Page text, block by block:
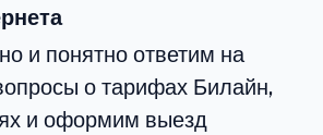
и понятно ответим на
о тарифах Билайн,
и оформим выезд